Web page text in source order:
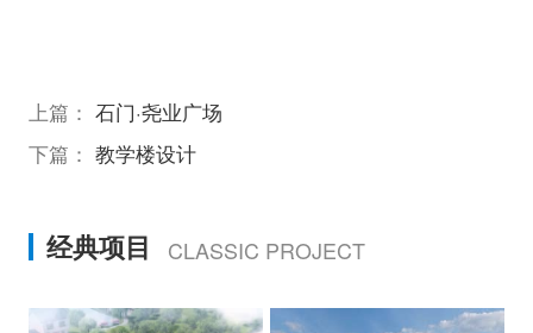
上篇： 石门·尧业广场
下篇： 教学楼设计
经典项目 CLASSIC PROJECT